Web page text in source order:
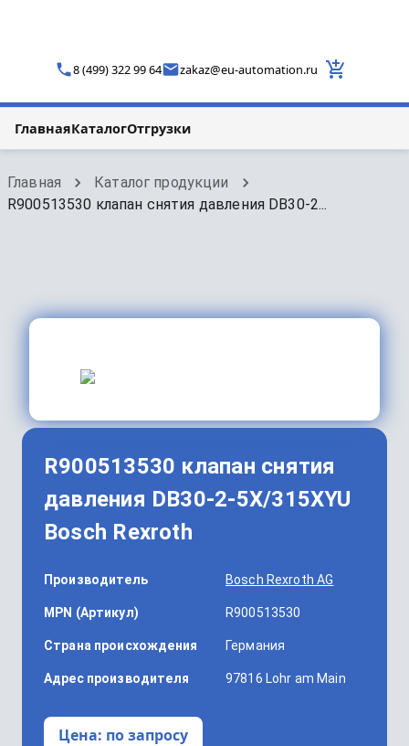
8 (499) 322 99 64 zakaz@eu-automation.ru
ГлавнаяКаталогОтгрузки
Главная
Каталог продукции
R900513530 клапан снятия давления DB30-2...
R900513530 клапан снятия
давления DB30-2-5X/315XYU
Bosch Rexroth
Производитель Bosch Rexroth AG
MPN (Артикул) R900513530
Страна происхождения Германия
Адрес производителя 97816 Lohr am Main
Цена: по запросу